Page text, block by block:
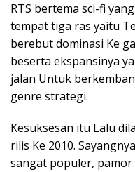
RTS bertema sci-fi
tempat tiga ras yaitu
berebut dominasi Ke
beserta ekspansinya
jalan Untuk
genre strategi.
Kesuksesan itu Lalu
rilis Ke 2010.
sangat populer,